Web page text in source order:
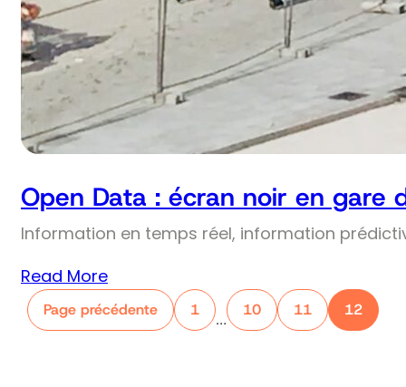
Open Data : écran noir en gare
Information en temps réel, information
Read More
Page précédente 1
…
10 11 12